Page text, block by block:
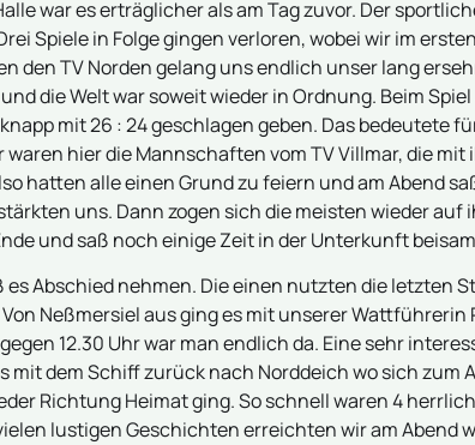
war es erträglicher als am Tag zuvor. Der
Spiele in Folge gingen verloren, wobei wir im
den TV Norden gelang uns endlich unser lang
die Welt war soweit wieder in Ordnung. Beim
mit 26 : 24 geschlagen geben. Das bedeutete
waren hier die Mannschaften vom TV Villmar, die
hatten alle einen Grund zu feiern und am Abend
uns. Dann zogen sich die meisten wieder
und saß noch einige Zeit in der Unterkunft
es Abschied nehmen. Die einen nutzten die letzten
Neßmersiel aus ging es mit unserer
12.30 Uhr war man endlich da. Eine sehr
mit dem Schiff zurück nach Norddeich wo sich
Richtung Heimat ging. So schnell waren 4
lustigen Geschichten erreichten wir am Abend